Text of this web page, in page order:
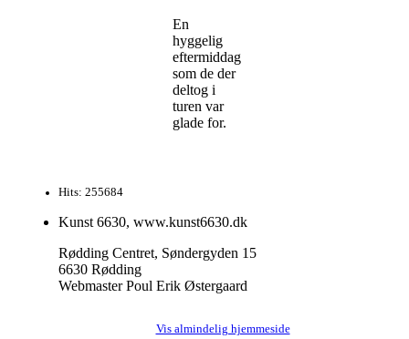
En
hyggelig
eftermiddag
som de der
deltog i
turen var
glade for.
Hits: 255684
Kunst 6630, www.kunst6630.dk
Rødding Centret, Søndergyden 15
6630 Rødding
Webmaster Poul Erik Østergaard
Vis almindelig hjemmeside